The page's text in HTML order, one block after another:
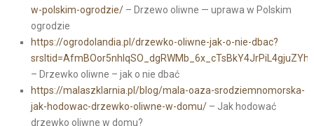
w-polskim-ogrodzie/– Drzewo oliwne — uprawa w Polskim
ogrodzie
https://ogrodolandia.pl/drzewko-oliwne-jak-o-nie-dbac?
– Drzewko oliwne – jak o nie dbać
https://malaszklarnia.pl/blog/mala-oaza-srodziemnomorska-
jak-hodowac-drzewko-oliwne-w-domu/– Jak hodować
drzewko oliwne w domu?